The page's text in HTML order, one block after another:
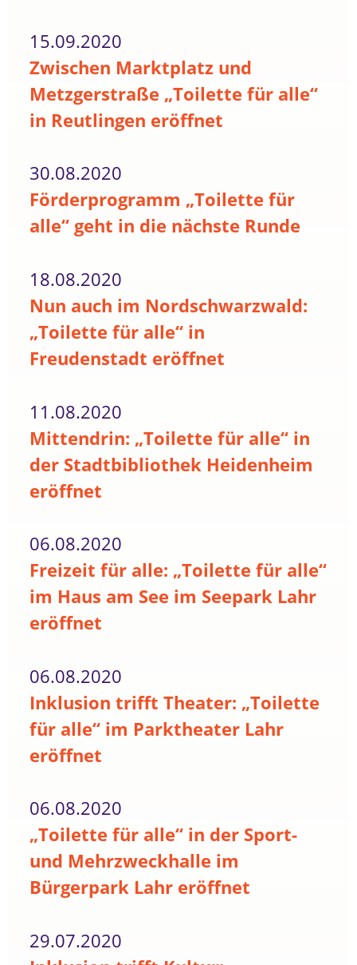
15.09.2020
Zwischen Marktplatz und
Metzgerstraße „Toilette für alle“
in Reutlingen eröffnet
30.08.2020
Förderprogramm „Toilette für
alle“ geht in die nächste Runde
18.08.2020
Nun auch im Nordschwarzwald:
„Toilette für alle“ in
Freudenstadt eröffnet
11.08.2020
Mittendrin: „Toilette für alle“ in
der Stadtbibliothek Heidenheim
eröffnet
06.08.2020
Freizeit für alle: „Toilette für alle“
im Haus am See im Seepark Lahr
eröffnet
06.08.2020
Inklusion trifft Theater: „Toilette
für alle“ im Parktheater Lahr
eröffnet
06.08.2020
„Toilette für alle“ in der Sport-
und Mehrzweckhalle im
Bürgerpark Lahr eröffnet
29.07.2020